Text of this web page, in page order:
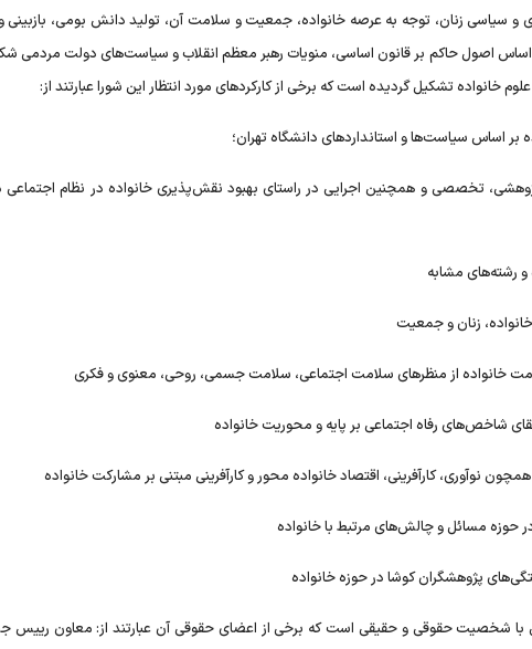
و سیاسی زنان، توجه به عرصه خانواده، جمعیت و سلامت آن، تولید دانش بومی، بازبینی
اصول حاکم بر قانون اساسی، منویات رهبر معظم انقلاب و سیاست‌های دولت مردمی
تشکیل گردیده است که برخی از کارکردهای مورد انتظار این شورا عبارتند از:
اساس سیاست‌ها و استانداردهای دانشگاه تهران؛
پژوهشی، تخصصی و همچنین اجرایی در راستای بهبود نقش‌پذیری خانواده در نظام اجتماعی
رشته‌های مشابه
زنان و جمعیت
خانواده از منظرهای سلامت اجتماعی، سلامت جسمی، روحی، معنوی و فکری
شاخص‌های رفاه اجتماعی بر پایه و محوریت خانواده
نوآوری، کارآفرینی، اقتصاد خانواده محور و کارآفرینی مبتنی بر مشارکت خانواده
حوزه مسائل و چالش‌های مرتبط با خانواده
پژوهشگران کوشا در حوزه خانواده
با شخصیت حقوقی و حقیقی است که برخی از اعضای حقوقی آن عبارتند از: معاون رییس